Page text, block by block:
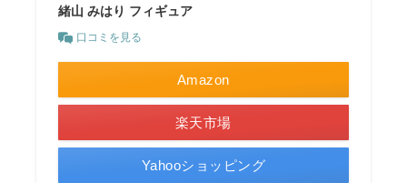
緒山 みはり フィギュア
口コミを見る
Amazon
楽天市場
Yahooショッピング